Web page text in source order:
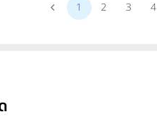
1 2 3 4